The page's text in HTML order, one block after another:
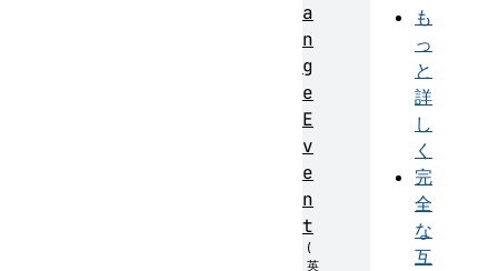
も
っ
と
詳
し
く
完
全
な
互
a
n
g
e
E
v
e
n
t